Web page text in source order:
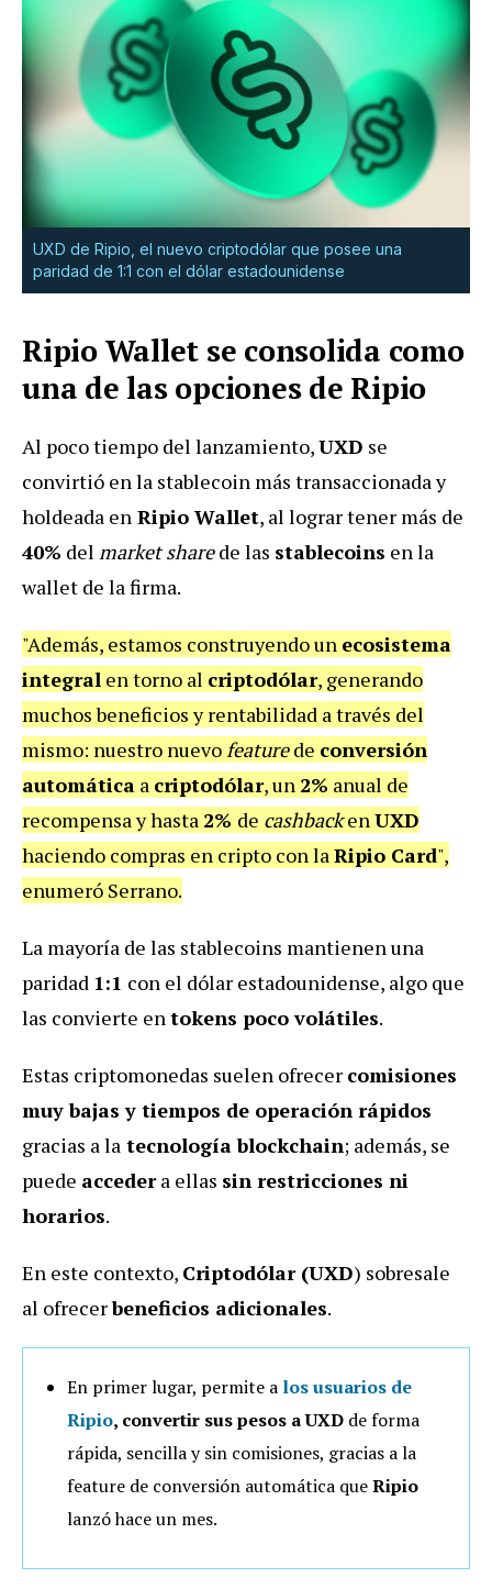
UXD de Ripio, el nuevo criptodólar que posee una
paridad de 1:1 con el dólar estadounidense
Ripio Wallet se consolida como
una de las opciones de Ripio
Al poco tiempo del lanzamiento,UXD se
convirtió en la stablecoin más transaccionada y
holdeada en Ripio Wallet, al lograr tener más de
40% del market sharede las stablecoins en la
wallet de la firma.
"Además, estamos construyendo un ecosistema
integral en torno al criptodólar, generando
muchos beneficios y rentabilidad a través del
mismo: nuestro nuevofeaturede conversión
automática a criptodólar, un 2% anual de
recompensa y hasta 2% de cashbackenUXD
haciendo compras en cripto con laRipio Card",
enumeró Serrano.
La mayoría de las stablecoins mantienen una
paridad 1:1 con el dólar estadounidense, algo que
las convierte entokens poco volátiles.
Estas criptomonedas suelen ofrecer comisiones
muy bajas y tiempos de operación rápidos
gracias a la tecnología blockchain; además, se
puede accedera ellas sin restricciones ni
horarios.
En este contexto, Criptodólar (UXD) sobresale
al ofrecerbeneficios adicionales.
En primer lugar, permite a los usuarios de
Ripio, convertir sus pesos a UXD de forma
rápida, sencilla y sin comisiones, gracias a la
feature de conversión automática queRipio
lanzó hace un mes.